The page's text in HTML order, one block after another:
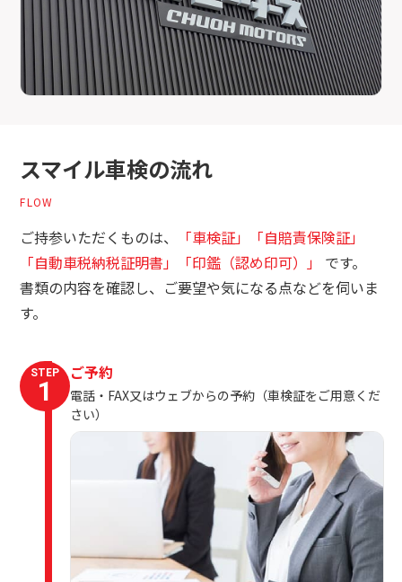
スマイル車検の流れ
FLOW
ご持参いただくものは、
「車検証」「自賠責保険証」
「自動車税納税証明書」「印鑑（認め印可）」
です。
書類の内容を確認し、ご要望や気になる点などを伺いま
す。
STEP
1
ご予約
電話・FAX又はウェブからの予約（車検証をご用意くだ
さい）